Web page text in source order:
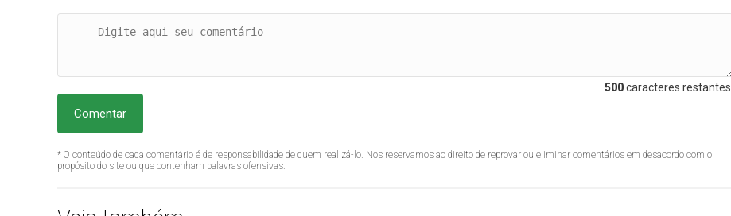
500caracteres restantes.
Comentar
* O conteúdo de cada comentário é de responsabilidade de quem realizá-lo. Nos reservamos ao direito de reprovar ou eliminar comentários em desacordo com o
propósito do site ou que contenham palavras ofensivas.